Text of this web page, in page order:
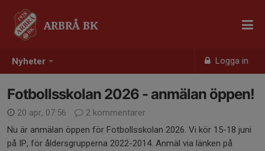
Nyheter Logga in
ARBRÅ BK
Fotbollsskolan 2026 - anmälan öppen!
20 apr, 07:56
2 kommentarer
Nu är anmälan öppen för Fotbollsskolan 2026. Vi kör 15-18 juni
på IP, för åldersgrupperna 2022-2014. Anmäl via länken på